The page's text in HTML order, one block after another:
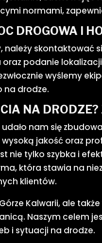
normami,
DROGOWA I
należy skontaktować
podanie
wyślemy
na drodze.
NA
nam się
jakość oraz
nie tylko szybka i
która stawia na
klientów.
Kalwarii, ale
Naszym celem
i sytuacji na drodze.